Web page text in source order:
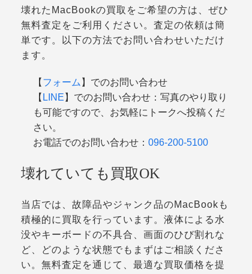
壊れたMacBookの買取をご希望の方は、ぜひ
無料査定をご利用ください。査定の依頼は簡
単です。以下の方法でお問い合わせいただけ
ます。
【 フォーム 】でのお問い合わせ
【 LINE 】でのお問い合わせ：写真のやり取り
も可能ですので、お気軽にトークへ投稿くだ
さい。
お電話でのお問い合わせ： 096-200-5100
壊れていても買取OK
当店では、故障品やジャンク品のMacBookも
積極的に買取を行っています。液体による水
没やキーボードの不具合、画面のひび割れな
ど、どのような状態でもまずはご相談くださ
い。無料査定を通じて、最適な買取価格を提